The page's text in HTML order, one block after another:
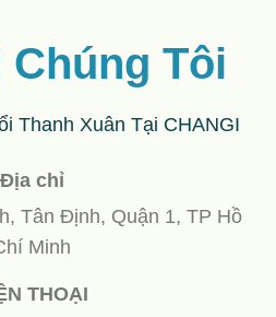
Tôi
Thanh Xuân Tại CHANGI
Địa chỉ
Tân Định, Quận 1, TP Hồ
Minh
THOẠI